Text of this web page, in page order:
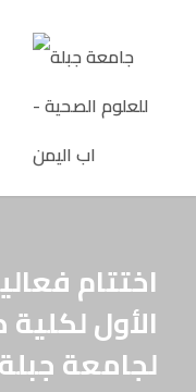
اختتام
الأول
لجامعة